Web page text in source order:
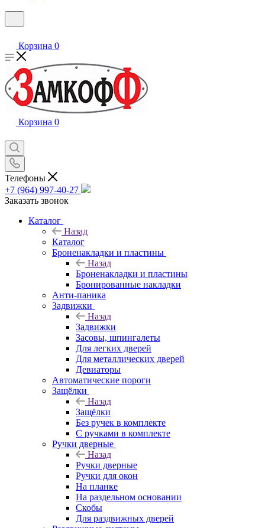
Корзина 0
Корзина 0
Телефоны
+7 (964) 997-40-27
Заказать звонок
Каталог
Назад
Каталог
Броненакладки и пластины
Назад
Броненакладки и пластины
Бронированные накладки
Анти-паника
Задвижки
Назад
Задвижки
Засовы, шпингалеты
Для легких дверей
Для металлических дверей
Девиаторы
Автоматические пороги
Защёлки
Назад
Защёлки
Без ручек в комплекте
С ручками в комплекте
Ручки дверные
Назад
Ручки дверные
Ручки для окон
На планке
На раздельном основании
Скобы
Для раздвижных дверей